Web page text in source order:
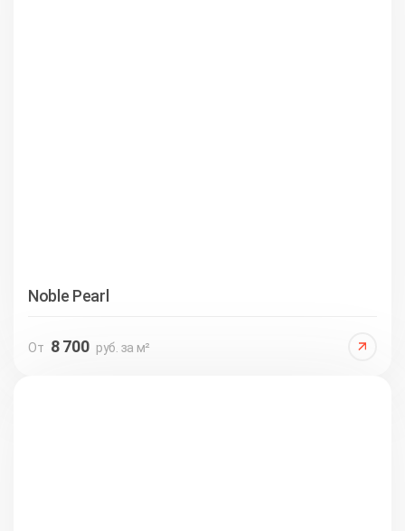
Noble Pearl
От 8 700 руб. за м²